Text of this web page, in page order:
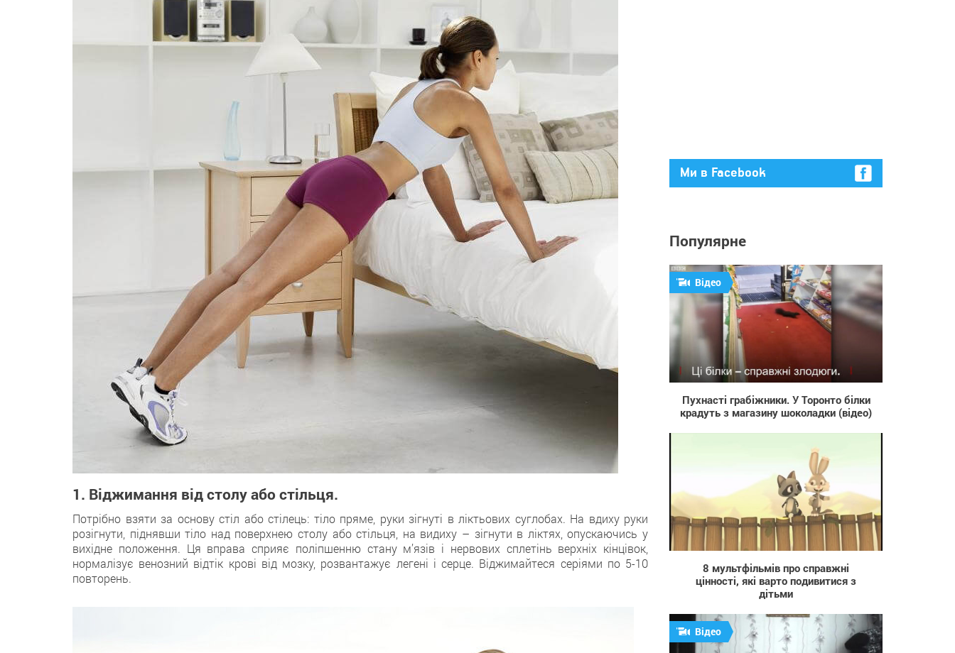
1. Віджимання від столу або стільця.
Потрібно взяти за основу стіл або стілець: тіло пряме, руки зігнуті в ліктьових суглобах. На вдиху руки
розігнути, піднявши тіло над поверхнею столу або стільця, на видиху – зігнути в ліктях, опускаючись у
вихідне положення. Ця вправа сприяє поліпшенню стану м’язів і нервових сплетінь верхніх кінцівок,
нормалізує венозний відтік крові від мозку, розвантажує легені і серце. Віджимайтеся серіями по 5-10
повторень.
Ми в Facebook
Популярне
1 263
Відео
Пухнасті грабіжники. У Торонто білки
крадуть з магазину шоколадки (відео)
218 710
8 мультфільмів про справжні
цінності, які варто подивитися з
дітьми
Відео